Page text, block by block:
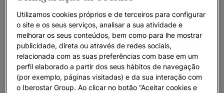
Utilizamos cookies próprios e de terceiros para configurar
o site e os seus serviços, analisar a sua atividade e
melhorar os seus conteúdos, bem como para lhe mostrar
publicidade, direta ou através de redes sociais,
relacionada com as suas preferências com base em um
perfil elaborado a partir dos seus hábitos de navegação
(por exemplo, páginas visitadas) e da sua interação com
o Iberostar Group. Ao clicar no botão “Aceitar cookies e